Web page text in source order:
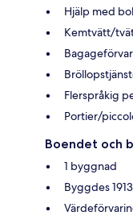
Hjälp med
Kemtvätt/
Flerspråkig
Portier/
Boendet och
1 byggnad
Byggdes 1913